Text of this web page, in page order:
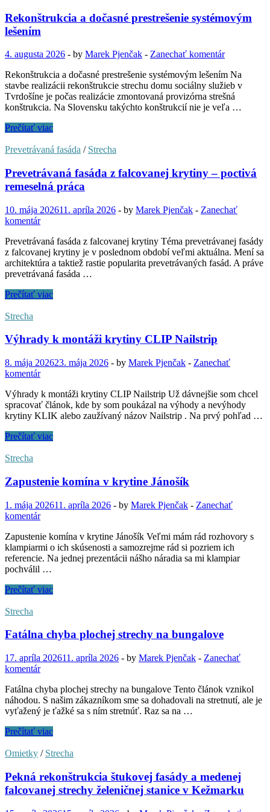
Rekonštrukcia a dočasné prestrešenie systémovým
lešením
4. augusta 2026 - by Marek Pjenčak - Zanechať komentár
Rekonštrukcia a dočasné prestrešenie systémovým lešením Na
stavbe realizácii rekonštrukcie strechu domu sociálny služieb v
Tvrdošíne je počas realizácie zmontovaná provizórna strešná
konštrukcia. Na Slovensku takýchto konštrukcií nie je veľa …
Rekonštrukcia
dočasné
systémovým
lešením
Prečítať viac
Prevetrávaná fasáda / Strecha
Prevetrávaná fasáda z falcovanej krytiny – poctivá
remeselná práca
10. mája 202611. apríla 2026 - by Marek Pjenčak - Zanechať
komentár
Prevetrávaná fasáda z falcovanej krytiny Téma prevetrávanej fasády
z falcovanej krytiny je v poslednom období veľmi aktuálna. Mení sa
architektúra a taktiež rastie popularita prevetrávaných fasád. A práve
prevetrávaná fasáda …
Prevetrávaná
z
krytiny
poctivá
remeselná
práca
Prečítať viac
Strecha
Výhrady k montáži krytiny CLIP Nailstrip
8. mája 202623. mája 2026 - by Marek Pjenčak - Zanechať
komentár
Výhrady k montáži krytiny CLIP Nailstrip Už dávnejšie som chcel
spracovať článok, kde by som poukázal na výhody a nevýhody
krytiny KLIK alebo zaužívaný názov Nailstrip . Na prvý pohľad …
Výhrady
montáži
CLIP
Nailstrip
Prečítať viac
Strecha
Zapustenie komína v krytine Jánošík
1. mája 202611. apríla 2026 - by Marek Pjenčak - Zanechať
komentár
Zapustenie komína v krytine Jánošík Veľmi mám rád rozhovory s
klampiarmi o ich skúsenosti a samozrejme rád si pozriem ich
referencie. Na jednej prezentácii nášho náradia sa mi klampiar
pochválil …
Zapustenie
v
Jánošík
Prečítať viac
Strecha
Fatálna chyba plochej strechy na bungalove
17. apríla 202611. apríla 2026 - by Marek Pjenčak - Zanechať
komentár
Fatálna chyba plochej strechy na bungalove Tento článok vznikol
náhodou. S našim zákazníkom sme sa dohadovali na stretnutí, ale je
vyťažený je ťažké sa s ním stretnúť. Raz sa na …
Fatálna
plochej
na
bungalove
Prečítať viac
Omietky / Strecha
Pekná rekonštrukcia štukovej fasády a medenej
falcovanej strechy želeničnej stanice v Kežmarku